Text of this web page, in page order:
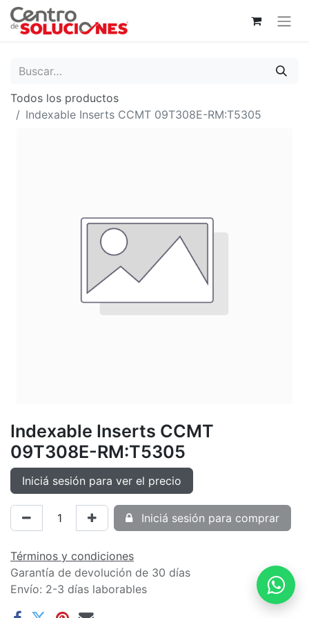
Todos los productos
Indexable Inserts CCMT 09T308E-RM:T5305
Indexable Inserts CCMT
09T308E-RM:T5305
Iniciá sesión para ver el precio
Iniciá sesión para comprar
Términos y condiciones
Garantía de devolución de 30 días
Envío: 2-3 días laborables